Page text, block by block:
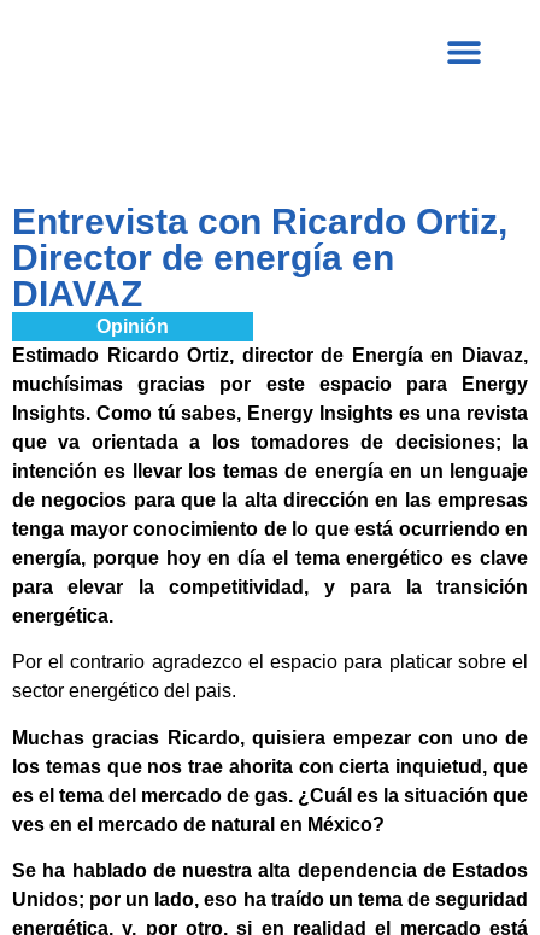
Entrevista con Ricardo Ortiz,
Director de energía en
DIAVAZ
Opinión
Estimado Ricardo Ortiz, director de Energía en Diavaz,
muchísimas gracias por este espacio para Energy
Insights. Como tú sabes, Energy Insights es una revista
que va orientada a los tomadores de decisiones; la
intención es llevar los temas de energía en un lenguaje
de negocios para que la alta dirección en las empresas
tenga mayor conocimiento de lo que está ocurriendo en
energía, porque hoy en día el tema energético es clave
para elevar la competitividad, y para la transición
energética.
Por el contrario agradezco el espacio para platicar sobre el
sector energético del pais.
Muchas gracias Ricardo, quisiera empezar con uno de
los temas que nos trae ahorita con cierta inquietud, que
es el tema del mercado de gas. ¿Cuál es la situación que
ves en el mercado de natural en México?
Se ha hablado de nuestra alta dependencia de Estados
Unidos; por un lado, eso ha traído un tema de seguridad
energética, y, por otro, si en realidad el mercado está